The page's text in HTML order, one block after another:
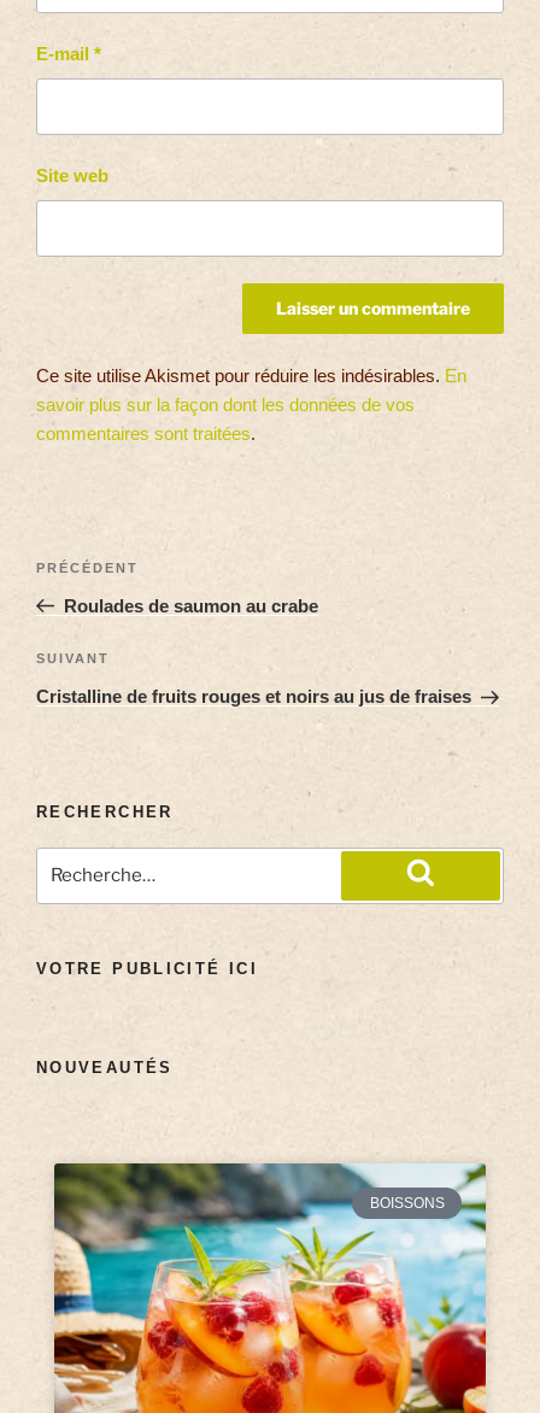
E-mail *
Site web
Ce site utilise Akismet pour réduire les indésirables. En
savoir plus sur la façon dont les données de vos
commentaires sont traitées.
PRÉCÉDENT
Roulades de saumon au crabe
SUIVANT
Cristalline de fruits rouges et noirs au jus de fraises
RECHERCHER
VOTRE PUBLICITÉ ICI
NOUVEAUTÉS
BOISSONS